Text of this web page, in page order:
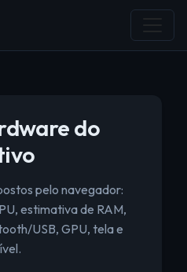
do
pelo navegador:
estimativa de RAM,
USB, GPU, tela e